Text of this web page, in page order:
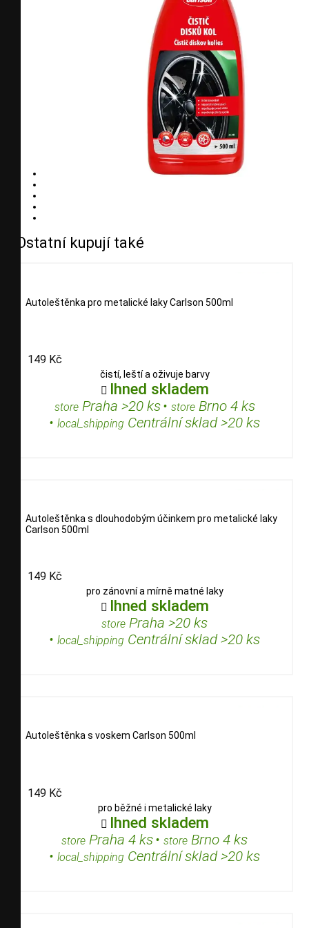
Ostatní kupují také
Autoleštěnka pro metalické laky Carlson 500ml
149 Kč
čistí, leští a oživuje barvy
 Ihned skladem
storePraha >20 ks• storeBrno 4 ks
• local_shipping Centrální sklad >20 ks
Autoleštěnka s dlouhodobým účinkem pro metalické laky
Carlson 500ml
149 Kč
pro zánovní a mírně matné laky
 Ihned skladem
store Praha >20 ks
• local_shipping Centrální sklad >20 ks
Autoleštěnka s voskem Carlson 500ml
149 Kč
pro běžné i metalické laky
 Ihned skladem
store Praha 4 ks• store Brno 4 ks
• local_shipping Centrální sklad >20 ks